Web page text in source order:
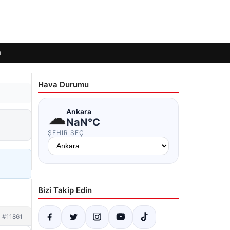
#11861
Hava Durumu
☁Ankara
NaN°C
ŞEHIR SEÇ
Bizi Takip Edin